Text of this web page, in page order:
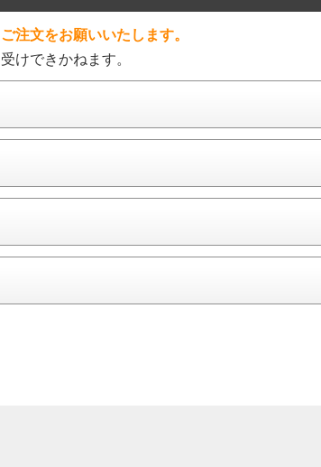
注文をお願いいたします。
けできかねます。